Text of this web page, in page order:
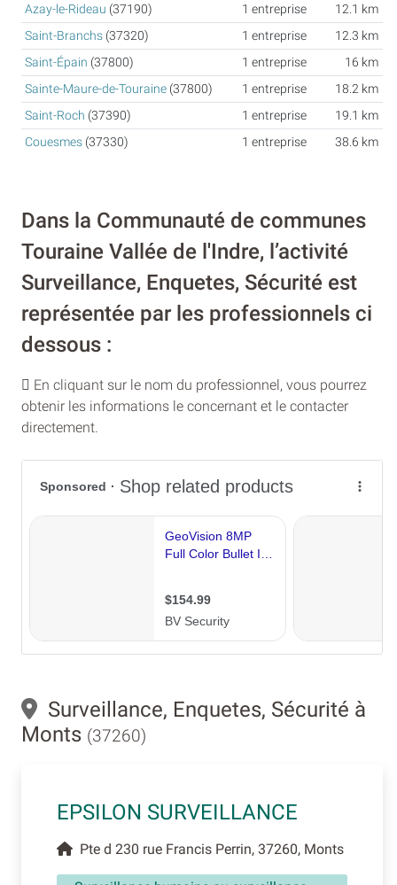
Azay-le-Rideau (37190) 1 entreprise
12.1 km
Saint-Branchs (37320) 1 entreprise
12.3 km
Saint-Épain (37800) 1 entreprise
16 km
Sainte-Maure-de-Touraine (37800) 1 entreprise
18.2 km
Saint-Roch (37390) 1 entreprise
19.1 km
Couesmes (37330) 1 entreprise 38.6 km
Dans la Communauté de communes
Touraine Vallée de l'Indre, l’activité
Surveillance, Enquetes, Sécurité est
représentée par les professionnels ci
dessous :
En cliquant sur le nom du professionnel, vous pourrez
obtenir les informations le concernant et le contacter
directement.
Surveillance, Enquetes, Sécurité à
Monts (37260)
EPSILON SURVEILLANCE
Pte d 230 rue Francis Perrin, 37260, Monts